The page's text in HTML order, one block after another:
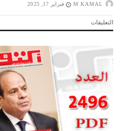
M KAMAL فبراير 17, 2025
التعليقاتعلى
العدد
مجلة
أكتوبر